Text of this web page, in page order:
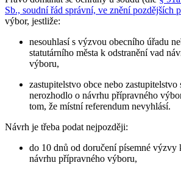
Sb., soudní řád správní, ve znění pozdějších
výbor, jestliže:
nesouhlasí s výzvou obecního úřadu
statutárního města k odstranění vad
výboru,
zastupitelstvo obce nebo zastupitelstvo
nerozhodlo o návrhu přípravného
tom, že místní referendum nevyhlásí.
Návrh je třeba podat nejpozději:
do 10 dnů od doručení písemné výzvy
návrhu přípravného výboru,